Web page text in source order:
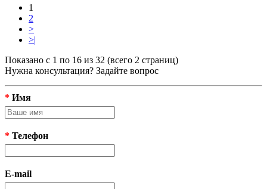
1
2
>
>|
Показано с 1 по 16 из 32 (всего 2 страниц)
Нужна консультация? Задайте вопрос
* Имя
* Телефон
E-mail